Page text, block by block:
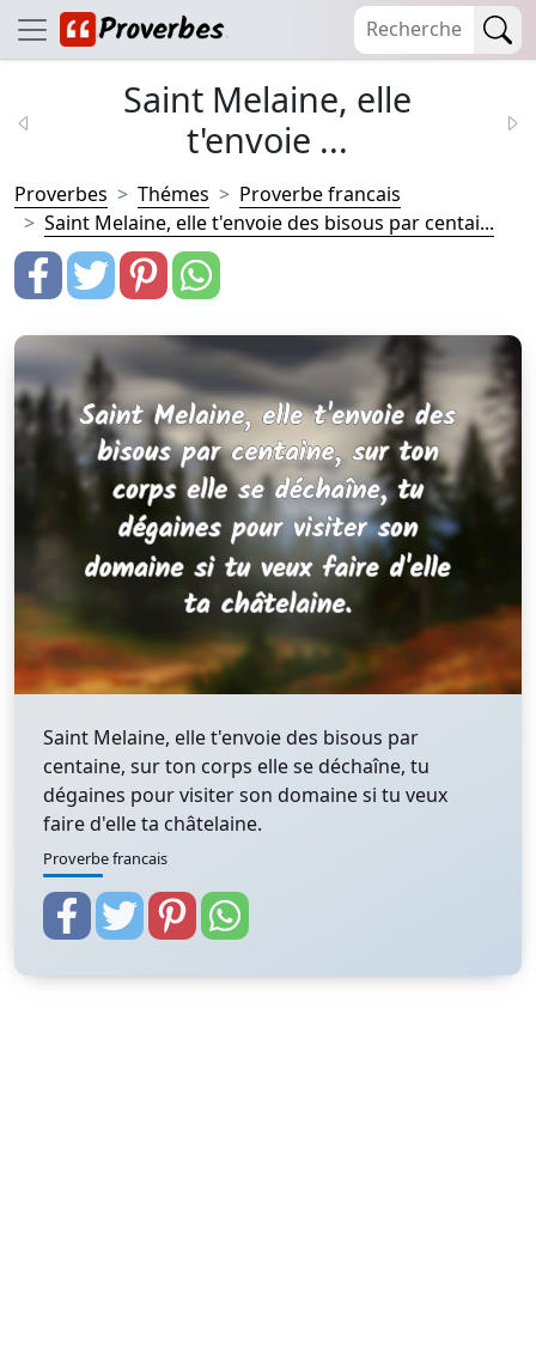
Saint Melaine, elle
t'envoie ...
Proverbes Thémes
Proverbe francais
Saint Melaine, elle t'envoie des bisous par centai...
Saint Melaine, elle t'envoie des bisous par
centaine, sur ton corps elle se déchaîne, tu
dégaines pour visiter son domaine si tu veux
faire d'elle ta châtelaine.
Proverbe francais